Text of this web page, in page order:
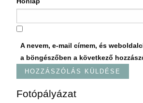
A nevem, e-mail címem, és
a böngészőben a következő
Fotópályázat